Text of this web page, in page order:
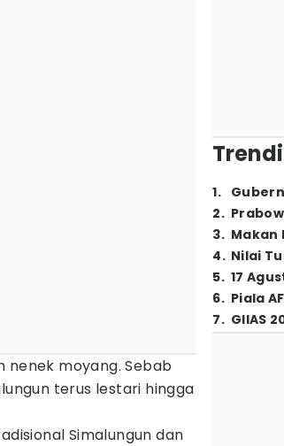
nenek moyang. Sebab
terus lestari hingga
Simalungun dan
1.
2.
3. Makan
4. Nilai
5. 17
6. Piala
7. GIIAS